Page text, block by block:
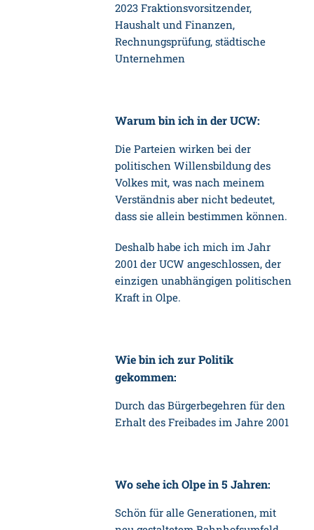
2023 Fraktionsvorsitzender,
Haushalt und Finanzen,
Rechnungsprüfung, städtische
Unternehmen
Warum bin ich in der UCW:
Die Parteien wirken bei der
politischen Willensbildung des
Volkes mit, was nach meinem
Verständnis aber nicht bedeutet,
dass sie allein bestimmen können.
Deshalb habe ich mich im Jahr
2001 der UCW angeschlossen, der
einzigen unabhängigen politischen
Kraft in Olpe.
Wie bin ich zur Politik
gekommen:
Durch das Bürgerbegehren für den
Erhalt des Freibades im Jahre 2001
Wo sehe ich Olpe in 5 Jahren:
Schön für alle Generationen, mit